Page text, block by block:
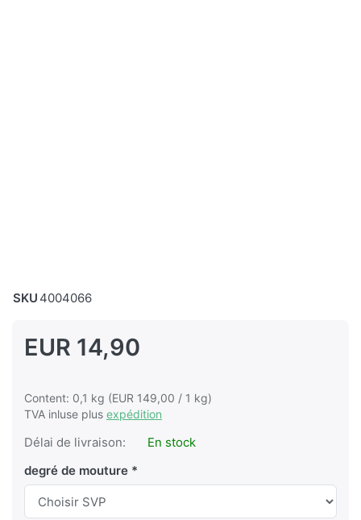
SKU 4004066
EUR 14,90
Content: 0,1 kg (EUR 149,00 / 1 kg)
TVA inluse plus expédition
Délai de livraison:
En stock
degré de mouture